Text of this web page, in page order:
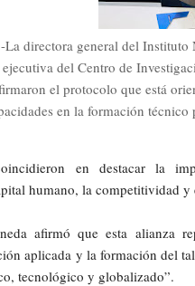
La directora general del
del Centro de
el protocolo que está
en la formación técnico
en destacar la
humano, la competitividad y
afirmó que esta alianza
aplicada y la formación del
tecnológico y globalizado”.